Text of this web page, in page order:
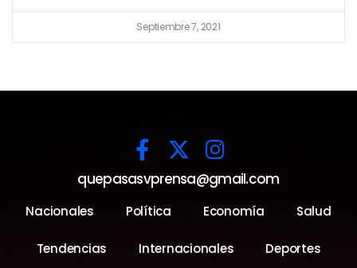
Septiembre 7, 2021
quepasasvprensa@gmail.com
Nacionales Política Economía Salud
Tendencias Internacionales Deportes